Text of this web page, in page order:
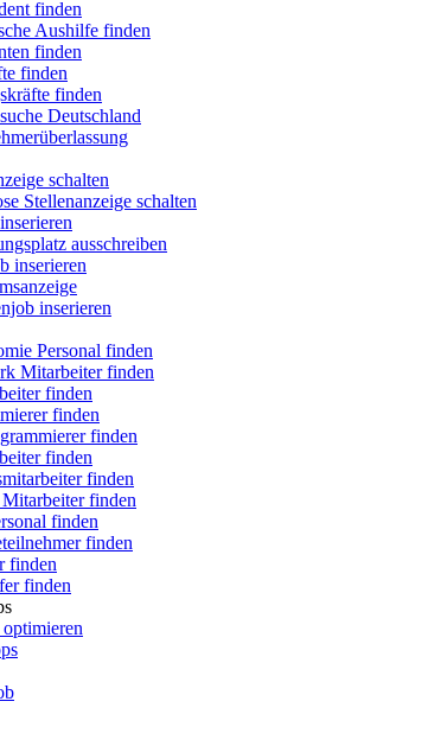
finden
Aushilfe finden
finden
finden
finden
Deutschland
schalten
Stellenanzeige schalten
ausschreiben
inserieren
inserieren
Personal finden
Mitarbeiter finden
finden
finden
finden
finden
finden
finden
finden
finden
finden
finden